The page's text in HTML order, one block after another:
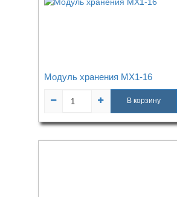
Модуль хранения МХ1-16
В корзину